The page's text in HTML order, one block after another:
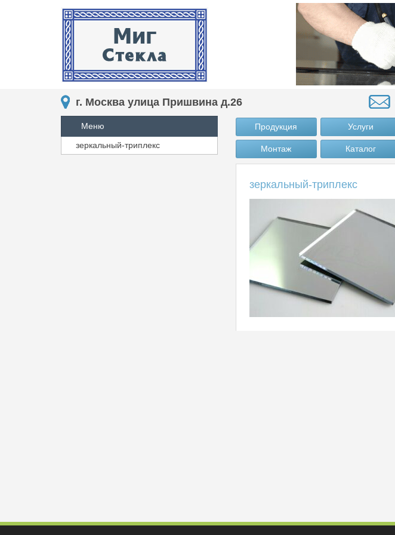
г. Москва улица Пришвина д.26
Меню
зеркальный-триплекс
Продукция Услуги
Монтаж Каталог
зеркальный-триплекс